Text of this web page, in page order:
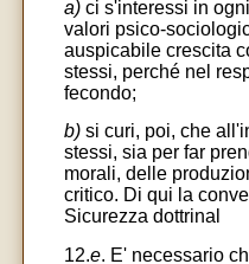
a) ci s'interessi in
valori psico-
auspicabile crescita
stessi, perché nel
fecondo;
b) si curi, poi, che
stessi, sia per far
morali, delle
critico. Di qui la
Sicurezza dottrinal
12.e. E' necessario